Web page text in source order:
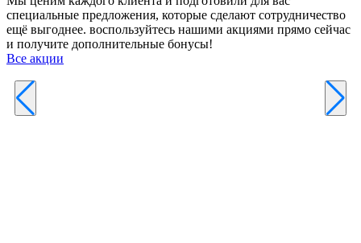
специальные предложения, которые сделают сотрудничество
ещё выгоднее. воспользуйтесь нашими акциями прямо сейчас
и получите дополнительные бонусы!
Все акции